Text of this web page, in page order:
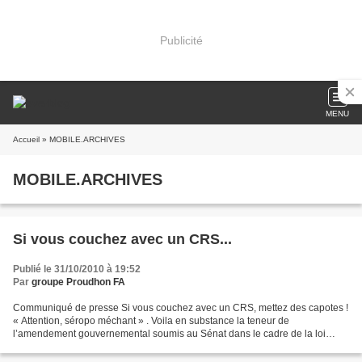
Publicité
MENU
Accueil » MOBILE.ARCHIVES
MOBILE.ARCHIVES
Si vous couchez avec un CRS...
Publié le 31/10/2010 à 19:52
Par groupe Proudhon FA
Communiqué de presse Si vous couchez avec un CRS, mettez des capotes !
« Attention, séropo méchant » . Voila en substance la teneur de
l’amendement gouvernemental soumis au Sénat dans le cadre de la loi